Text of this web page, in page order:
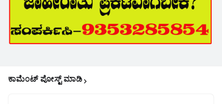
ಕಾಮೆಂಟ್‌‌ ಪೋಸ್ಟ್‌ ಮಾಡಿ